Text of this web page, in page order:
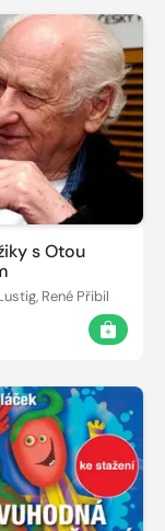
s Otou
René Přibil